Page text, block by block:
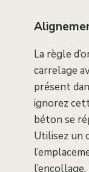
La règle
carrelage
présent
ignorez
béton se
Utilisez un